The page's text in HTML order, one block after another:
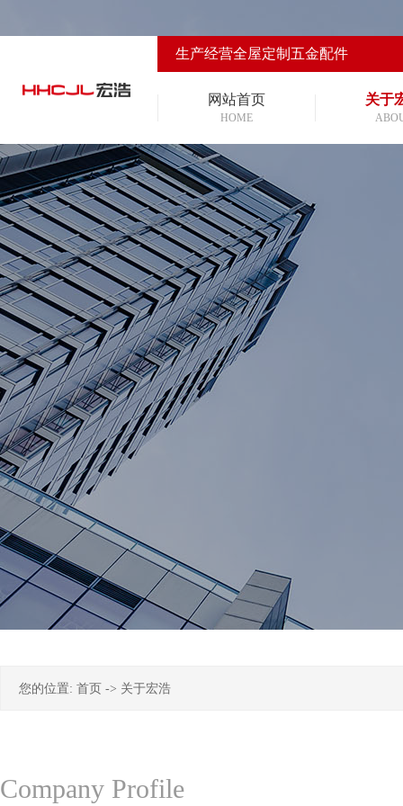
生产经营全屋定制五金配件
网站首页
HOME
关于
您的位置: 首页 -> 关于宏浩
Company Profile